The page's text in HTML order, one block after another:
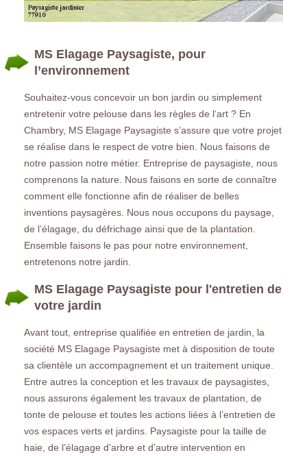
MS Elagage Paysagiste, pour
l’environnement
Souhaitez-vous concevoir un bon jardin ou simplement
entretenir votre pelouse dans les règles de l’art ? En
Chambry, MS Elagage Paysagiste s’assure que votre projet
se réalise dans le respect de votre bien. Nous faisons de
notre passion notre métier. Entreprise de paysagiste, nous
comprenons la nature. Nous faisons en sorte de connaître
comment elle fonctionne afin de réaliser de belles
inventions paysagères. Nous nous occupons du paysage,
de l’élagage, du défrichage ainsi que de la plantation.
Ensemble faisons le pas pour notre environnement,
entretenons notre jardin.
MS Elagage Paysagiste pour l'entretien de
votre jardin
Avant tout, entreprise qualifiée en entretien de jardin, la
société MS Elagage Paysagiste met à disposition de toute
sa clientèle un accompagnement et un traitement unique.
Entre autres la conception et les travaux de paysagistes,
nous assurons également les travaux de plantation, de
tonte de pelouse et toutes les actions liées à l’entretien de
vos espaces verts et jardins. Paysagiste pour la taille de
haie, de l’élagage d’arbre et d’autre intervention en